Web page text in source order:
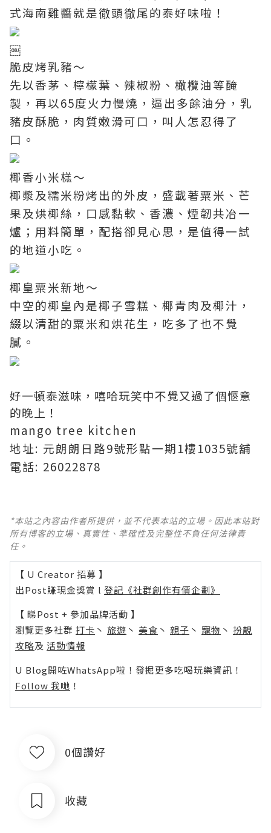
式海南雞醬就是徹頭徹尾的泰好味啦！
￼
脆皮烤乳豬～
先以香茅、檸檬葉、辣椒粉、橄欖油等醃
製，再以65度火力慢燒，逼出多餘油分，乳
豬皮酥脆，肉質嫩滑可口，叫人怎忍得了
口。
椰香小米榚～
椰漿及糯米粉烤出的外皮，盛載著粟米、芒
果及烘椰絲，口感黏軟、香濃、煙韌共冶一
爐；用料簡單，配搭卻見心思，是值得一試
的地道小吃。
椰皇粟米新地～
中空的椰皇內是椰子雪糕、椰青肉及椰汁，
綴以清甜的粟米和烘花生，吃多了也不覺
膩。
好一頓泰滋味，嘻哈玩笑中不覺又過了個愜意
的晚上！
mango tree kitchen
地址: 元朗朗日路9號形點一期1樓1035號舖
電話: 26022878
*本站之內容由作者所提供，並不代表本站的立場。因此本站對
所有博客的立場、真實性、準確性及完整性不負任何法律責
任。
【 U Creator 招募 】
出Post賺現金獎賞 l 登記《社群創作有價企劃》
【 睇Post + 參加品牌活動 】
瀏覽更多社群 打卡 丶 旅遊 丶 美食 丶 親子 丶 寵物 丶 扮靚
攻略及 活動情報
U Blog開咗WhatsApp啦！發掘更多吃喝玩樂資訊！
Follow 我哋 ！
0個讚好
收藏